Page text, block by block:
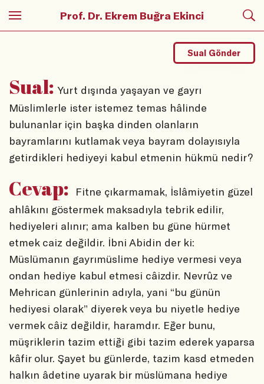
Prof. Dr. Ekrem Buğra Ekinci
Sual: Yurt dışında yaşayan ve gayrı
Müslimlerle ister istemez temas hâlinde
bulunanlar için başka dinden olanların
bayramlarını kutlamak veya bayram dolayısıyla
getirdikleri hediyeyi kabul etmenin hükmü nedir?
Sual Gönder
Cevap:
Fitne çıkarmamak, İslâmiyetin güzel
ahlâkını göstermek maksadıyla tebrik edilir,
hediyeleri alınır; ama kalben bu güne hürmet
etmek caiz değildir. İbni Abidin der ki:
Müslümanın gayrımüslime hediye vermesi veya
ondan hediye kabul etmesi câizdir. Nevrûz ve
Mehrican günlerinin adıyla, yani “bu günün
hediyesi olarak” diyerek veya bu niyetle hediye
vermek câiz değildir, haramdır. Eğer bunu,
müşriklerin tazim ettiği gibi tazim ederek yaparsa
kâfir olur. Şayet bu günlerde, tazim kasd etmeden
halkın âdetine uyarak bir müslümana hediye